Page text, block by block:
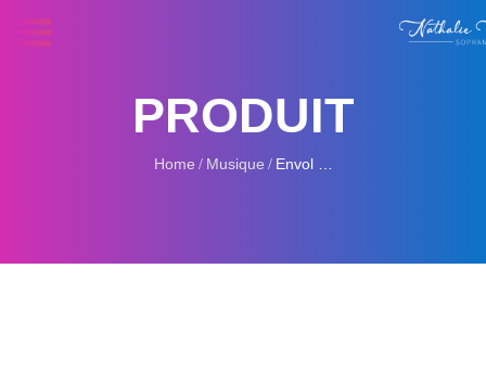
PRODUIT
Home Musique Envol …